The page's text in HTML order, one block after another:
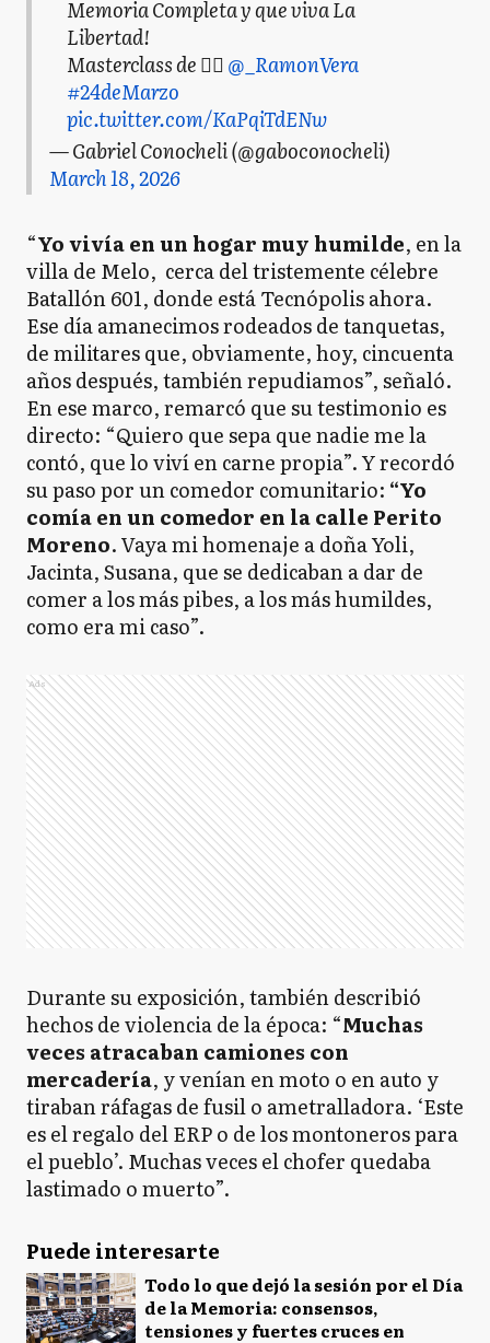
Memoria Completa y que viva La
Libertad!
Masterclass de 👉🏻 @_RamonVera
#24deMarzo
pic.twitter.com/KaPqiTdENw
— Gabriel Conocheli (@gaboconocheli)
March 18, 2026
“Yo vivía en un hogar muy humilde, en la
villa de Melo, cerca del tristemente célebre
Batallón 601, donde está Tecnópolis ahora.
Ese día amanecimos rodeados de tanquetas,
de militares que, obviamente, hoy, cincuenta
años después, también repudiamos”, señaló.
En ese marco, remarcó que su testimonio es
directo: “Quiero que sepa que nadie me la
contó, que lo viví en carne propia”. Y recordó
su paso por un comedor comunitario: “Yo
comía en un comedor en la calle Perito
Moreno. Vaya mi homenaje a doña Yoli,
Jacinta, Susana, que se dedicaban a dar de
comer a los más pibes, a los más humildes,
como era mi caso”.
Ads
Durante su exposición, también describió
hechos de violencia de la época: “Muchas
veces atracaban camiones con
mercadería, y venían en moto o en auto y
tiraban ráfagas de fusil o ametralladora. ‘Este
es el regalo del ERP o de los montoneros para
el pueblo’. Muchas veces el chofer quedaba
lastimado o muerto”.
Puede interesarte
Todo lo que dejó la sesión por el Día
de la Memoria: consensos,
tensiones y fuertes cruces en